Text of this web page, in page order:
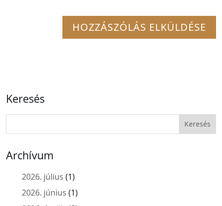
Keresés
Archívum
2026. július (1)
2026. június (1)